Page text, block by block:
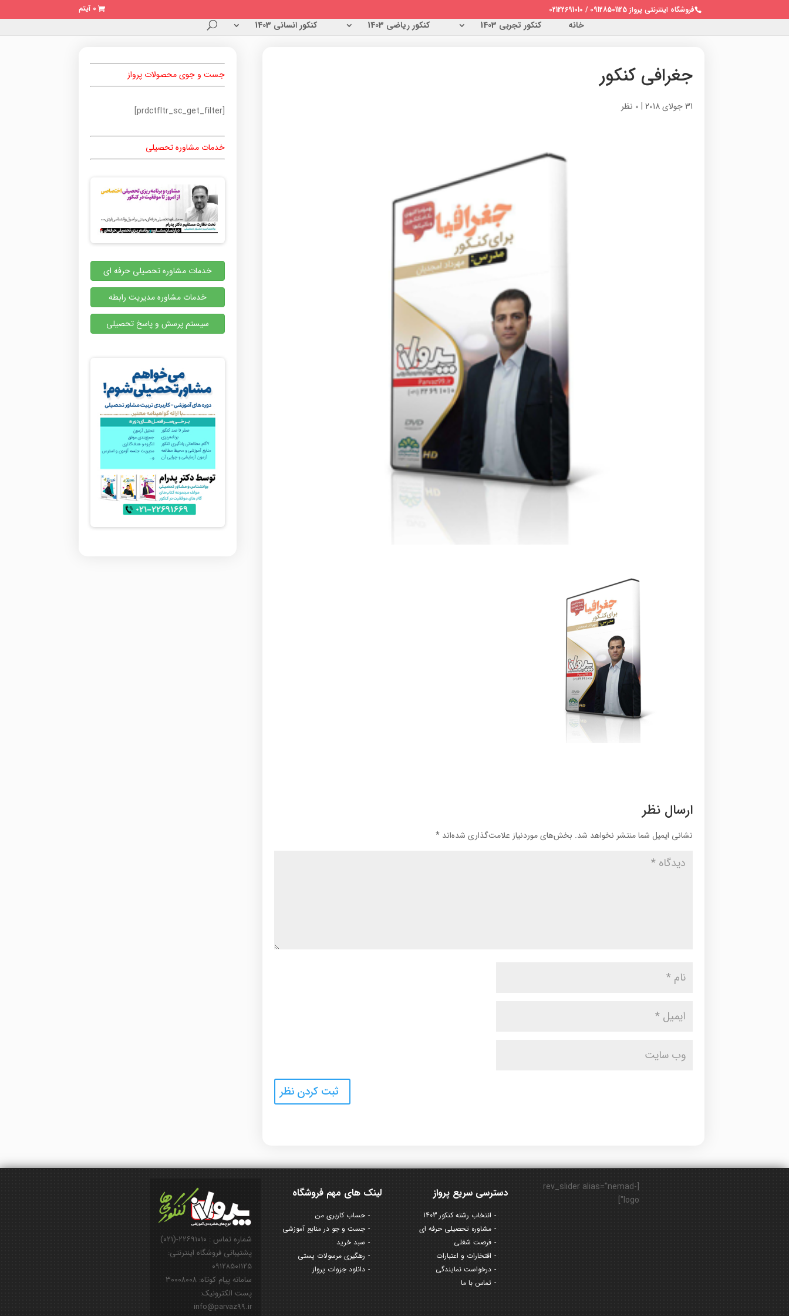
فروشگاه اینترنتی پرواز 09128501125 / 02122691010 0 آیتم
خانه کنکور تجربی 1403 کنکور ریاضی 1403 کنکور انسانی 1403
جغرافی کنکور
31 جولای 2018 | 0 نظر
ارسال نظر
نشانی ایمیل شما منتشر نخواهد شد. بخش‌های موردنیاز علامت‌گذاری شده‌اند*
جست و جوی محصولات پرواز
[prdctfltr_sc_get_filter]
خدمات مشاوره تحصیلی
خدمات مشاوره تحصیلی حرفه ای
خدمات مشاوره مدیریت رابطه
سیستم پرسش و پاسخ تحصیلی
شماره تماس : ۲۲۶۹۱۰۱۰-(۰۲۱)
پشتیبانی فروشگاه اینترنتی:
۰۹۱۲۸۵۰۱۱۲۵
سامانه پیام کوتاه: ۳۰۰۰۸۰۰۸
پست الکترونیک:
info@parvaz99.ir
لینک های مهم فروشگاه
حساب کاربری من
جست و جو در منابع آموزشی
سبد خرید
رهگیری مرسولات پستی
دانلود جزوات پرواز
دسترسی سریع پرواز
انتخاب رشته کنکور 1403
مشاوره تحصیلی حرفه ای
فرصت شغلی
افتخارات و اعتبارات
درخواست نمایندگی
تماس با ما
[rev_slider alias="nemad-
logo"]